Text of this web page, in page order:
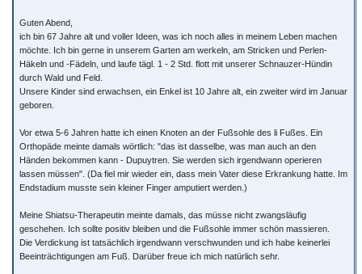
Guten Abend,
ich bin 67 Jahre alt und voller Ideen, was ich noch alles in meinem Leben machen
möchte. Ich bin gerne in unserem Garten am werkeln, am Stricken und Perlen-
Häkeln und -Fädeln, und laufe tägl. 1 - 2 Std. flott mit unserer Schnauzer-Hündin
durch Wald und Feld.
Unsere Kinder sind erwachsen, ein Enkel ist 10 Jahre alt, ein zweiter wird im Januar
geboren.
Vor etwa 5-6 Jahren hatte ich einen Knoten an der Fußsohle des li Fußes. Ein
Orthopäde meinte damals wörtlich: "das ist dasselbe, was man auch an den
Händen bekommen kann - Dupuytren. Sie werden sich irgendwann operieren
lassen müssen". (Da fiel mir wieder ein, dass mein Vater diese Erkrankung hatte. Im
Endstadium musste sein kleiner Finger amputiert werden.)
Meine Shiatsu-Therapeutin meinte damals, das müsse nicht zwangsläufig
geschehen. Ich sollte positiv bleiben und die Fußsohle immer schön massieren.
Die Verdickung ist tatsächlich irgendwann verschwunden und ich habe keinerlei
Beeinträchtigungen am Fuß. Darüber freue ich mich natürlich sehr.